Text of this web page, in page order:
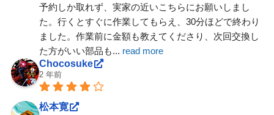
予約しか取れず、実家の近いこちらにお願いしまし
た。行くとすぐに作業してもらえ、30分ほどで終わり
ました。作業前に金額も教えてくださり、次回交換し
た方がいい部品も... read more
Chocosuke
2 年前
松本寛